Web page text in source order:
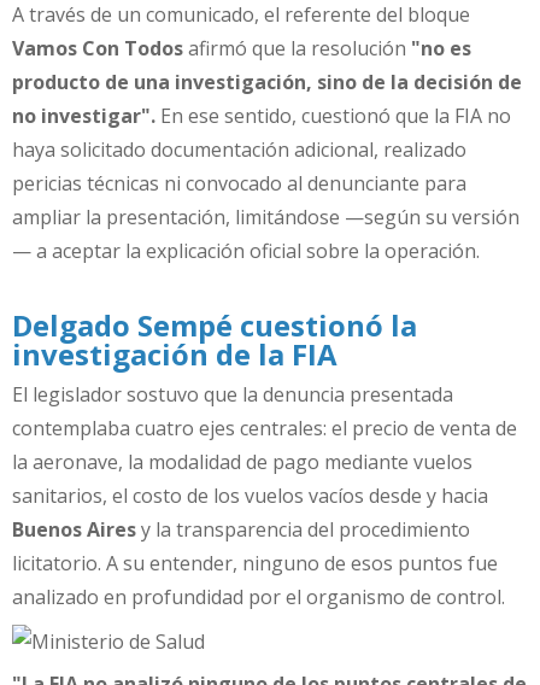
A través de un comunicado, el referente del bloque
Vamos Con Todosafirmó que la resolución "no es
producto de una investigación, sino de la decisión de
no investigar". En ese sentido, cuestionó que la FIA no
haya solicitado documentación adicional, realizado
pericias técnicas ni convocado al denunciante para
ampliar la presentación, limitándose —según su versión
— a aceptar la explicación oficial sobre la operación.
Delgado Sempé cuestionó la
investigación de la FIA
El legislador sostuvo que la denuncia presentada
contemplaba cuatro ejes centrales: el precio de venta de
la aeronave, la modalidad de pago mediante vuelos
sanitarios, el costo de los vuelos vacíos desde y hacia
Buenos Airesy la transparencia del procedimiento
licitatorio. A su entender, ninguno de esos puntos fue
analizado en profundidad por el organismo de control.